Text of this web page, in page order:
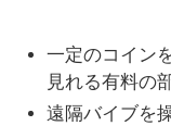
一定のコイン
見れる有料の
遠隔バイブを